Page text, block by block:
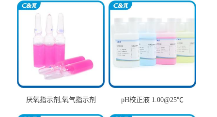
厌氧指示剂,氧气指示剂 pH校正液 1.00@25℃